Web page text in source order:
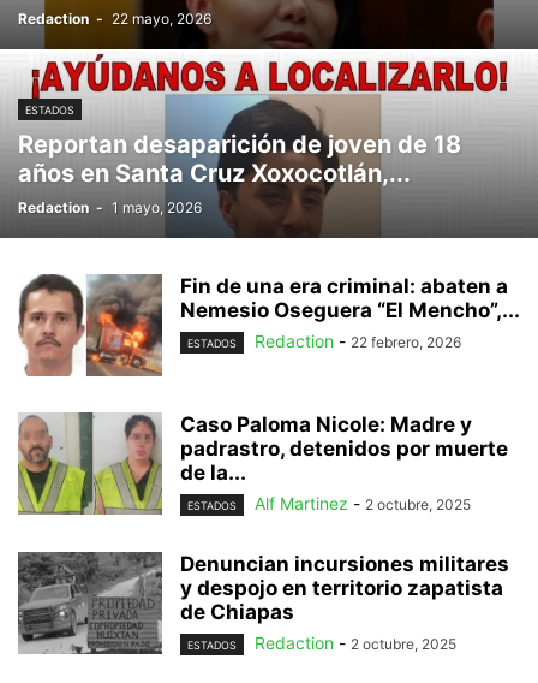
Redaction - 22 mayo, 2026
ESTADOS
Reportan desaparición de joven de 18
años en Santa Cruz Xoxocotlán,...
Redaction - 1 mayo, 2026
Fin de una era criminal: abaten a
Nemesio Oseguera “El Mencho”,...
ESTADOS Redaction - 22 febrero, 2026
Caso Paloma Nicole: Madre y
padrastro, detenidos por muerte
de la...
ESTADOS Alf Martinez - 2 octubre, 2025
Denuncian incursiones militares
y despojo en territorio zapatista
de Chiapas
ESTADOS Redaction - 2 octubre, 2025